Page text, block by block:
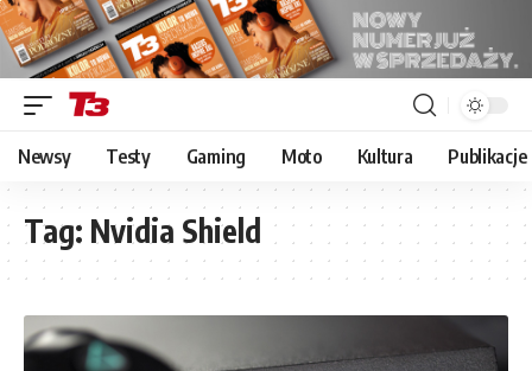
Newsy Testy Gaming Moto Kultura Publikacje
Tag: Nvidia Shield